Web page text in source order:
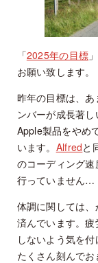
「2025年の目標
お願い致します。
昨年の目標は、
ンバーが成長著
Apple製品をやめ
います。 Alfredと
のコーディング
行っていません…
体調に関しては
済んでいます。
しないよう気を
たくさん刻んでお